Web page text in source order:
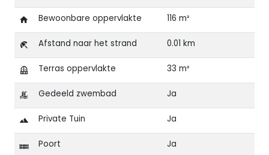
Bewoonbare oppervlakte 116 m²
Afstand naar het strand 0.01 km
Terras oppervlakte 33 m²
Gedeeld zwembad Ja
Private Tuin Ja
Poort Ja